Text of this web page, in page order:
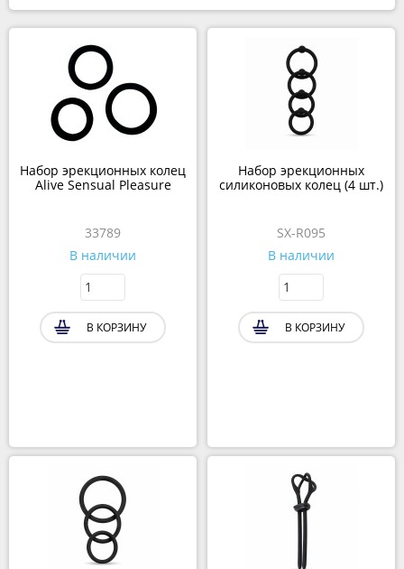
Набор эрекционных колец
Alive Sensual Pleasure
33789
В наличии
В КОРЗИНУ
Набор эрекционных
силиконовых колец (4 шт.)
SX-R095
В наличии
В КОРЗИНУ